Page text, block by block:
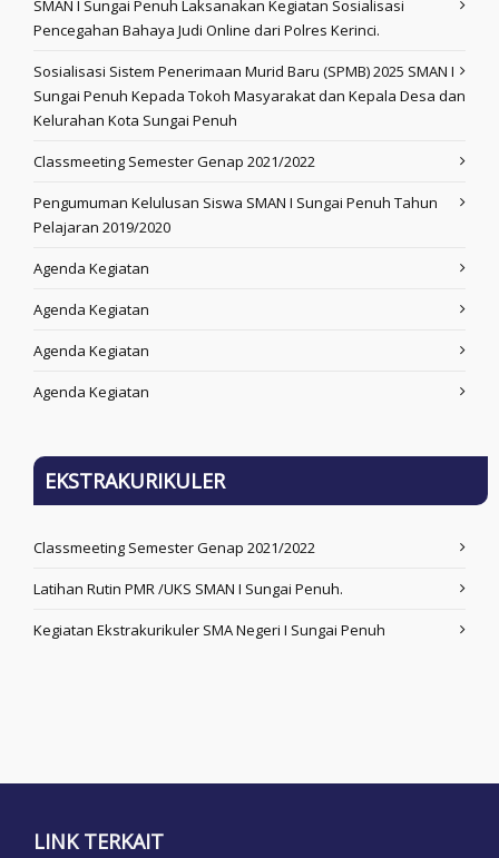
SMAN I Sungai Penuh Laksanakan Kegiatan Sosialisasi
Pencegahan Bahaya Judi Online dari Polres Kerinci.
Sosialisasi Sistem Penerimaan Murid Baru (SPMB) 2025 SMAN I
Sungai Penuh Kepada Tokoh Masyarakat dan Kepala Desa dan
Kelurahan Kota Sungai Penuh
Classmeeting Semester Genap 2021/2022
Pengumuman Kelulusan Siswa SMAN I Sungai Penuh Tahun
Pelajaran 2019/2020
Agenda Kegiatan
Agenda Kegiatan
Agenda Kegiatan
Agenda Kegiatan
EKSTRAKURIKULER
Classmeeting Semester Genap 2021/2022
Latihan Rutin PMR /UKS SMAN I Sungai Penuh.
Kegiatan Ekstrakurikuler SMA Negeri I Sungai Penuh
LINK TERKAIT